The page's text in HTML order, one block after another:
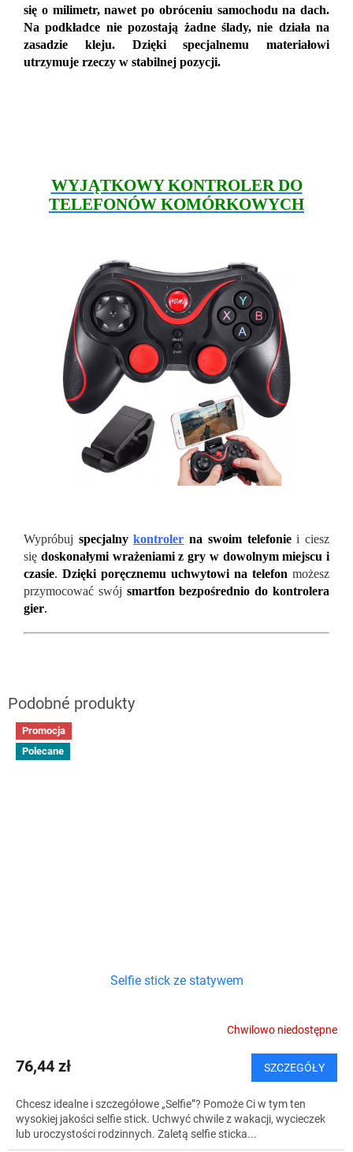
się o milimetr, nawet po obróceniu samochodu na dach.
Na podkładce nie pozostają żadne ślady, nie działa na
zasadzie kleju. Dzięki specjalnemu materiałowi
utrzymuje rzeczy w stabilnej pozycji.
WYJĄTKOWY KONTROLER DO
TELEFONÓW KOMÓRKOWYCH
Wypróbuj specjalnykontroler na swoim telefoniei ciesz
się doskonałymi wrażeniami z gry w dowolnym miejscu i
czasie. Dzięki poręcznemu uchwytowi na telefon możesz
przymocować swój smartfon bezpośrednio do kontrolera
gier.
Promocja
Polecane
Selfie stick ze statywem
Chwilowo niedostępne
76,44 zł SZCZEGÓŁY
Chcesz idealne i szczegółowe „Selfie”? Pomoże Ci w tym ten
wysokiej jakości selfie stick. Uchwyć chwile z wakacji, wycieczek
lub uroczystości rodzinnych. Zaletą selfie sticka...